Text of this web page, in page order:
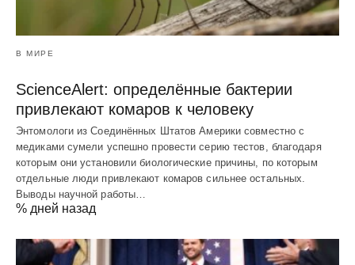
В МИРЕ
ScienceAlert: определённые бактерии
привлекают комаров к человеку
Энтомологи из Соединённых Штатов Америки совместно с
медиками сумели успешно провести серию тестов, благодаря
которым они установили биологические причины, по которым
отдельные люди привлекают комаров сильнее остальных.
Выводы научной работы…
% дней назад